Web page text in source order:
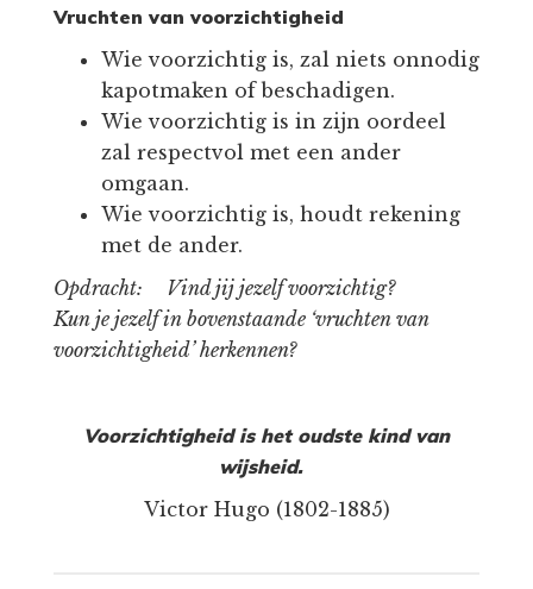
Vruchten van voorzichtigheid
Wie voorzichtig is, zal niets onnodig
kapotmaken of beschadigen.
Wie voorzichtig is in zijn oordeel
zal respectvol met een ander
omgaan.
Wie voorzichtig is, houdt rekening
met de ander.
Opdracht: Vind jij jezelf voorzichtig?
Kun je jezelf in bovenstaande ‘vruchten van
voorzichtigheid’ herkennen?
Voorzichtigheid is het oudste kind van
wijsheid.
Victor Hugo (1802-1885)